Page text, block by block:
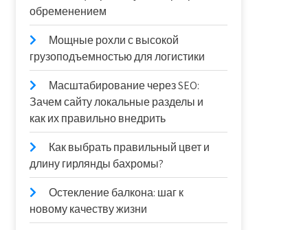
обременением
Мощные рохли с высокой
грузоподъемностью для логистики
Масштабирование через SEO:
Зачем сайту локальные разделы и
как их правильно внедрить
Как выбрать правильный цвет и
длину гирлянды бахромы?
Остекление балкона: шаг к
новому качеству жизни